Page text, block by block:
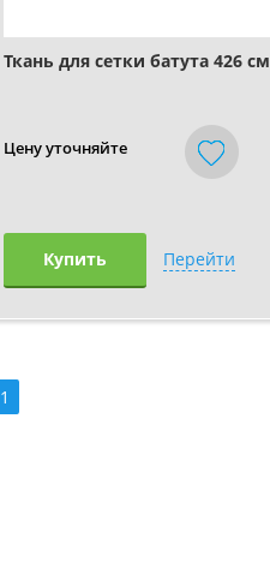
Ткань для сетки батута 426 см
Цену уточняйте
Купить Перейти
1